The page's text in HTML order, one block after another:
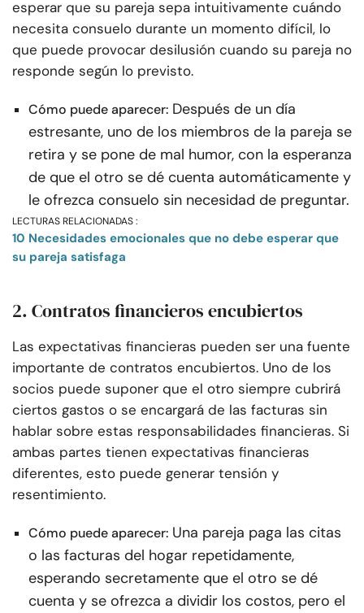
esperar que su pareja sepa intuitivamente cuándo
necesita consuelo durante un momento difícil, lo
que puede provocar desilusión cuando su pareja no
responde según lo previsto.
Cómo puede aparecer: Después de un día
estresante, uno de los miembros de la pareja se
retira y se pone de mal humor, con la esperanza
de que el otro se dé cuenta automáticamente y
le ofrezca consuelo sin necesidad de preguntar.
LECTURAS RELACIONADAS :
10 Necesidades emocionales que no debe esperar que
su pareja satisfaga
2. Contratos financieros encubiertos
Las expectativas financieras pueden ser una fuente
importante de contratos encubiertos. Uno de los
socios puede suponer que el otro siempre cubrirá
ciertos gastos o se encargará de las facturas sin
hablar sobre estas responsabilidades financieras. Si
ambas partes tienen expectativas financieras
diferentes, esto puede generar tensión y
resentimiento.
Cómo puede aparecer: Una pareja paga las citas
o las facturas del hogar repetidamente,
esperando secretamente que el otro se dé
cuenta y se ofrezca a dividir los costos, pero el